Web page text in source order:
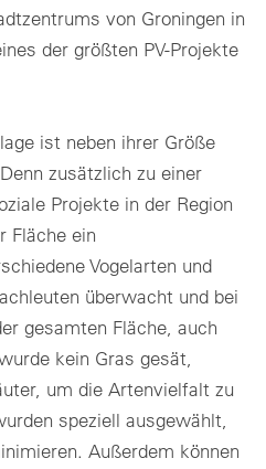
von Groningen in
der größten PV-Projekte
ist neben ihrer Größe
zusätzlich zu einer
Projekte in der Region
Fläche ein
Vogelarten und
überwacht und bei
gesamten Fläche, auch
kein Gras gesät,
um die Artenvielfalt zu
speziell ausgewählt,
Außerdem können